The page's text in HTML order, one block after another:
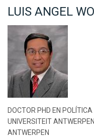
LUIS ANGEL
DOCTOR PHD EN
UNIVERSITEIT
ANTWERPEN